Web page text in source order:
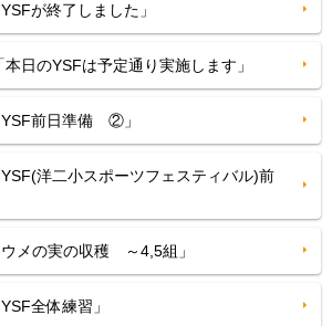
が終了しました」
日のYSFは予定通り実施します」
前日準備 ②」
洋二小スポーツフェスティバル)前
メの実の収穫 ～4,5組」
全体練習」